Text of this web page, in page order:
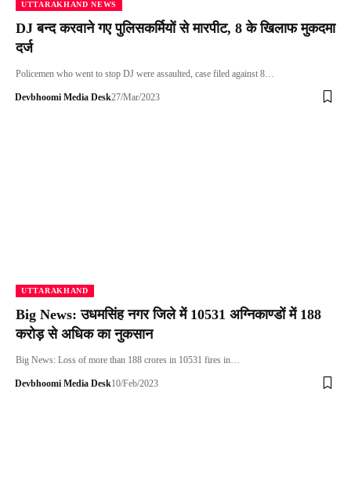
UTTARAKHAND NEWS
DJ बन्द करवाने गए पुलिसकर्मियों से मारपीट, 8 के खिलाफ मुकदमा
दर्ज
Policemen who went to stop DJ were assaulted, case filed against 8…
Devbhoomi Media Desk27/Mar/2023
UTTARAKHAND
Big News: उधमसिंह नगर जिले में 10531 अग्निकाण्डों में 188
करोड़ से अधिक का नुकसान
Big News: Loss of more than 188 crores in 10531 fires in…
Devbhoomi Media Desk10/Feb/2023